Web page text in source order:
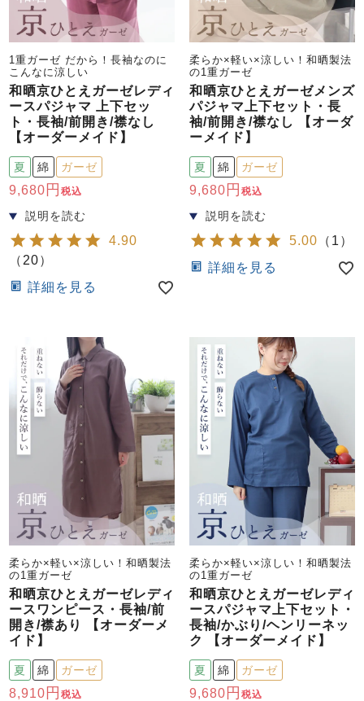
1重ガーゼ だから！長袖なのに
こんなに涼しい
和晒京ひとえガーゼレディ
ースパジャマ 上下セッ
ト・長袖/前開き/襟なし
【オーダーメイド】
夏 綿 ガーゼ
9,680 税込
4.90
（ 20）
詳細を見る
柔らか×軽い×涼しい！和晒製法
の1重ガーゼ
和晒京ひとえガーゼメンズ
パジャマ上下セット・長
袖/前開き/襟なし 【オーダ
ーメイド】
夏 綿 ガーゼ
9,680 税込
5.00 （ 1 ）
詳細を見る
柔らか×軽い×涼しい！和晒製法
の1重ガーゼ
和晒京ひとえガーゼレディ
ースワンピース・長袖/前
開き/襟あり 【オーダーメ
イド】
夏 綿 ガーゼ
8,910 税込
柔らか×軽い×涼しい！和晒製法
の1重ガーゼ
和晒京ひとえガーゼレディ
ースパジャマ上下セット・
長袖/かぶり/ヘンリーネッ
ク 【オーダーメイド】
夏 綿 ガーゼ
9,680 税込